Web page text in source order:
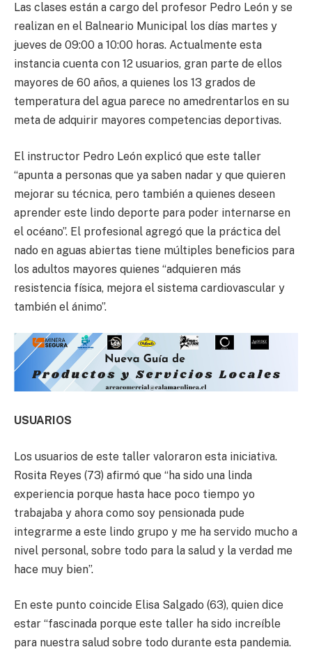
Las clases están a cargo del profesor Pedro León y se
realizan en el Balneario Municipal los días martes y
jueves de 09:00 a 10:00 horas. Actualmente esta
instancia cuenta con 12 usuarios, gran parte de ellos
mayores de 60 años, a quienes los 13 grados de
temperatura del agua parece no amedrentarlos en su
meta de adquirir mayores competencias deportivas.
El instructor Pedro León explicó que este taller
“apunta a personas que ya saben nadar y que quieren
mejorar su técnica, pero también a quienes deseen
aprender este lindo deporte para poder internarse en
el océano”. El profesional agregó que la práctica del
nado en aguas abiertas tiene múltiples beneficios para
los adultos mayores quienes “adquieren más
resistencia física, mejora el sistema cardiovascular y
también el ánimo”.
USUARIOS
Los usuarios de este taller valoraron esta iniciativa.
Rosita Reyes (73) afirmó que “ha sido una linda
experiencia porque hasta hace poco tiempo yo
trabajaba y ahora como soy pensionada pude
integrarme a este lindo grupo y me ha servido mucho a
nivel personal, sobre todo para la salud y la verdad me
hace muy bien”.
En este punto coincide Elisa Salgado (63), quien dice
estar “fascinada porque este taller ha sido increíble
para nuestra salud sobre todo durante esta pandemia.